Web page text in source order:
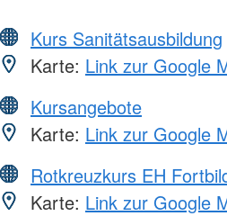
Kurs Sanitätsausbildung
Karte: Link zur Google
Kursangebote
Karte: Link zur Google
Rotkreuzkurs EH
Karte: Link zur Google